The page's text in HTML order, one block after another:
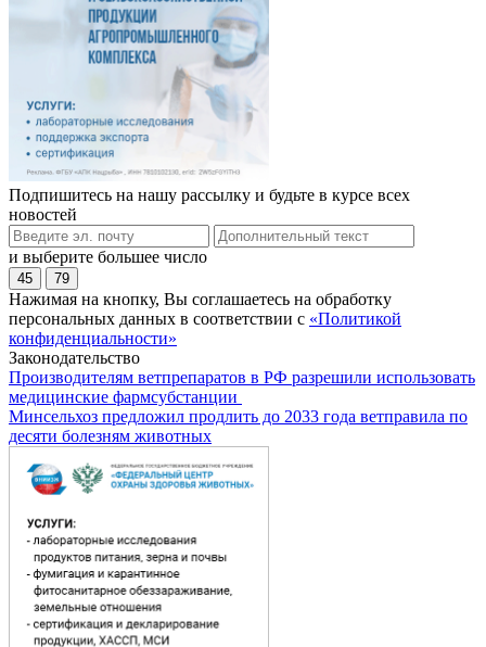
Подпишитесь на нашу рассылку и будьте в курсе всех
новостей
и выберите большее число
45 79
Нажимая на кнопку, Вы соглашаетесь на обработку
персональных данных в соответствии с «Политикой
конфиденциальности»
Законодательство
Производителям ветпрепаратов в РФ разрешили использовать
медицинские фармсубстанции
Минсельхоз предложил продлить до 2033 года ветправила по
десяти болезням животных